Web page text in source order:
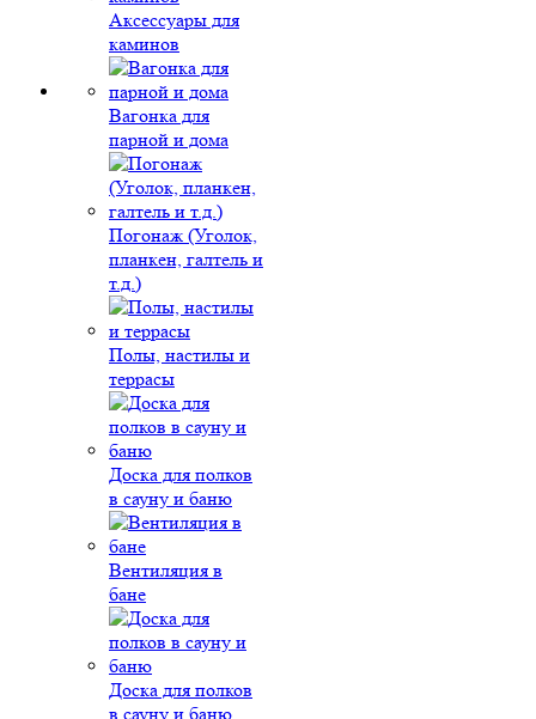
Аксессуары для
каминов
Вагонка для
парной и дома
Погонаж (Уголок,
планкен, галтель и
т.д.)
Полы, настилы и
террасы
Доска для полков
в сауну и баню
Вентиляция в
бане
Доска для полков
в сауну и баню